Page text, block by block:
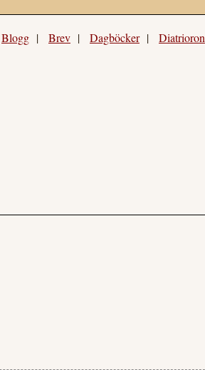
Blogg | Brev | Dagböcker| Diatrioron